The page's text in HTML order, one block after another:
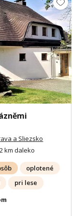
a Sliezsko
km daleko
oplotené
pri lese